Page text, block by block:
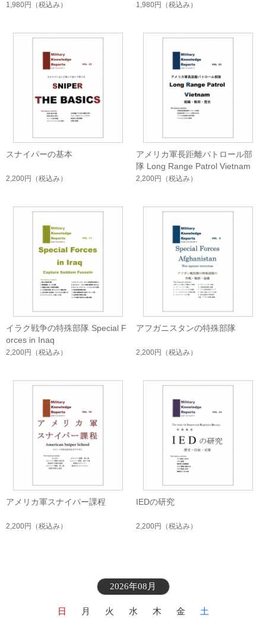
1,980円 （税込み） 1,980円 （税込み）
スナイパーの基本
2,200円 （税込み）
アメリカ軍長距離パトロール部
隊 Long Range Patrol Vietnam
2,200円 （税込み）
イラク戦争の特殊部隊 Special F
orces in Inaq
2,200円 （税込み）
アフガニスタンの特殊部隊
2,200円 （税込み）
アメリカ軍スナイパー課程
2,200円 （税込み）
IEDの研究
2,200円 （税込み）
2026年08月
日 月 火 水 木 金
土